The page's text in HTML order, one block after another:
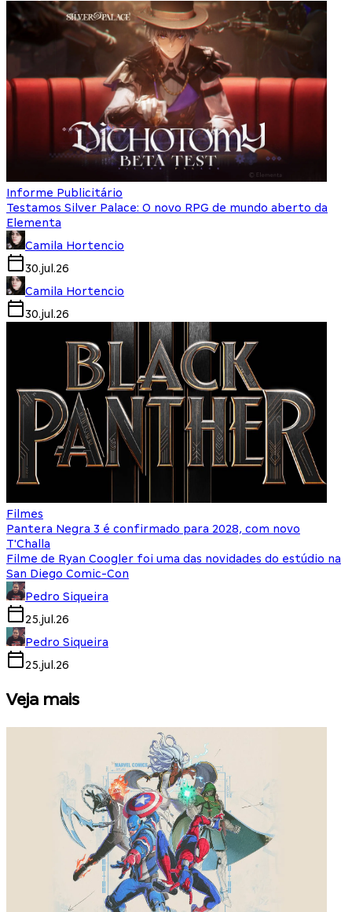
Informe Publicitário
Testamos Silver Palace: O novo RPG de mundo aberto da
Elementa
Camila Hortencio
30.jul.26
Camila Hortencio
30.jul.26
Filmes
Pantera Negra 3 é confirmado para 2028, com novo
T'Challa
Filme de Ryan Coogler foi uma das novidades do estúdio na
San Diego Comic-Con
Pedro Siqueira
25.jul.26
Pedro Siqueira
25.jul.26
Veja mais